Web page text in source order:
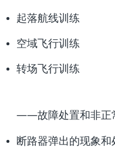
起落航线训练
空域飞行训练
转场飞行训练
——故障处置和非正
断路器弹出的现象和